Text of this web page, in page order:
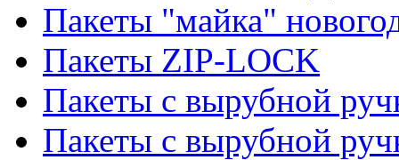
Пакеты "майка"
Пакеты ZIP-LOCK
Пакеты с вырубной
Пакеты с вырубной